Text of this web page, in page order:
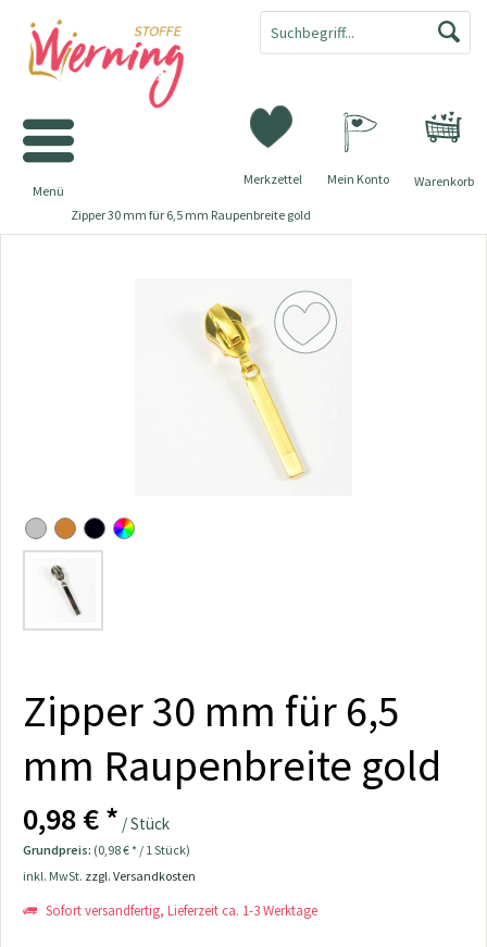
Warenkorb
Merkzettel Mein Konto
Menü
Zipper 30 mm für 6,5 mm Raupenbreite gold
Zipper 30 mm für 6,5
mm Raupenbreite gold
0,98 € * / Stück
Grundpreis: (0,98 € * / 1 Stück)
inkl. MwSt. zzgl. Versandkosten
Sofort versandfertig, Lieferzeit ca. 1-3 Werktage